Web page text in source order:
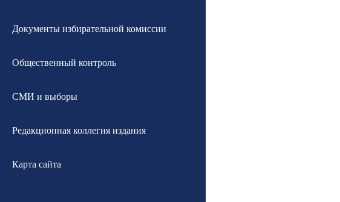
Документы избирательной комиссии
Общественный контроль
СМИ и выборы
Редакционная коллегия издания
Карта сайта